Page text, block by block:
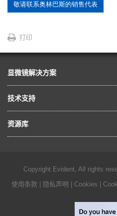
敬请联系奥林巴斯的销售代表
打印
显微镜解决方案
技术支持
资源库
Copyright Evident, All rights
使用条款
隐私声明 Cookies